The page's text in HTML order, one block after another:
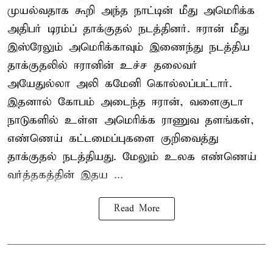
முயல்வதாக கூறி அந்த நாட்டின் மீது அமெரிக்க
அதிபர் டிரம்ப் தாக்குதல் நடத்தினர். ஈரான் மீது
இஸ்ரேலும் அமெரிக்காவும் இணைந்து நடத்திய
தாக்குதலில் ஈரானின் உச்ச தலைவர்
அயேதுல்லா அலி கமேனி கொல்லப்பட்டார்.
இதனால் கோபம் அடைந்த ஈரான், வளைகுடா
நாடுகளில் உள்ள அமெரிக்க ராணுவ தளங்கள்,
எண்ணெய் கட்டமைப்புகளை குறிவைத்து
தாக்குதல் நடத்தியது. மேலும் உலக எண்ணெய்
வர்த்தகத்தின் இதய ...
Read More